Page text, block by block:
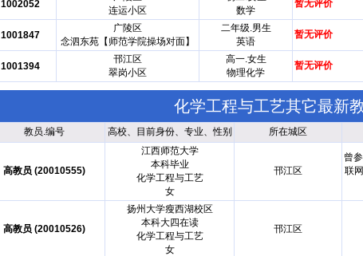
1002052
连运小区
数学
暂无评价
1001847
广陵区
念泗东苑【师范学院操场对面】
二年级.男生
英语
暂无评价
1001394
邗江区
翠岗小区
高一.女生
物理化学
暂无评价
化学工程与工艺其它最新
教员.编号 高校、目前身份、专业、性别 所在城区
高教员 (20010555)
江西师范大学
本科毕业
化学工程与工艺
女
邗江区
曾
联
高教员 (20010526)
扬州大学瘦西湖校区
本科大四在读
化学工程与工艺
女
邗江区